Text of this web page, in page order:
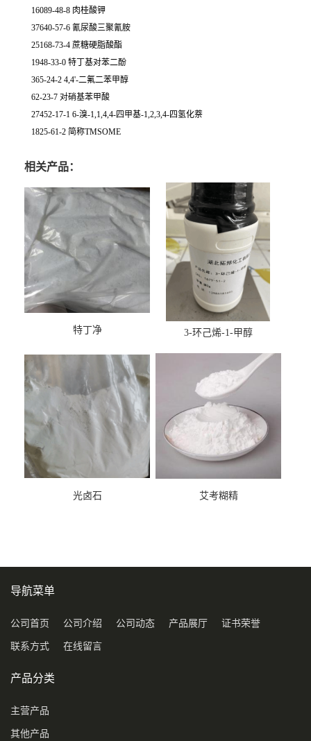
16089-48-8 肉桂酸钾
37640-57-6 氰尿酸三聚氰胺
25168-73-4 蔗糖硬脂酸酯
1948-33-0 特丁基对苯二酚
365-24-2 4,4'-二氟二苯甲醇
62-23-7 对硝基苯甲酸
27452-17-1 6-溴-1,1,4,4-四甲基-1,2,3,4-四氢化萘
1825-61-2 简称TMSOME
相关产品：
特丁净 3-环己烯-1-甲醇
光卤石 艾考糊精
导航菜单
公司首页 公司介绍 公司动态 产品展厅 证书荣誉
联系方式 在线留言
产品分类
主营产品
其他产品